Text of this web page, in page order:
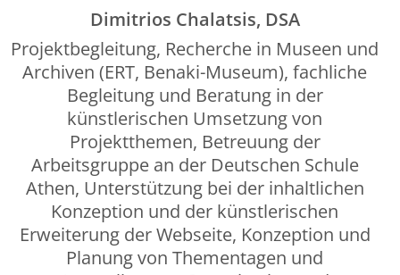
Dimitrios Chalatsis, DSA
Projektbegleitung, Recherche in Museen und
Archiven (ERT, Benaki-Museum), fachliche
Begleitung und Beratung in der
künstlerischen Umsetzung von
Projektthemen, Betreuung der
Arbeitsgruppe an der Deutschen Schule
Athen, Unterstützung bei der inhaltlichen
Konzeption und der künstlerischen
Erweiterung der Webseite, Konzeption und
Planung von Thementagen und